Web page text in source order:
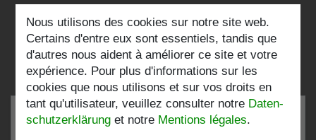
Folgen Sie uns:
Nous utilisons des cookies sur notre site web.
Certains d'entre eux sont essentiels, tandis que
d'autres nous aident à améliorer ce site et votre
expérience. Pour plus d'informations sur les
cookies que nous utilisons et sur vos droits en
tant qu'utilisateur, veuillez consulter notre Daten­
schutz­erklärung et notre Mentions légales.